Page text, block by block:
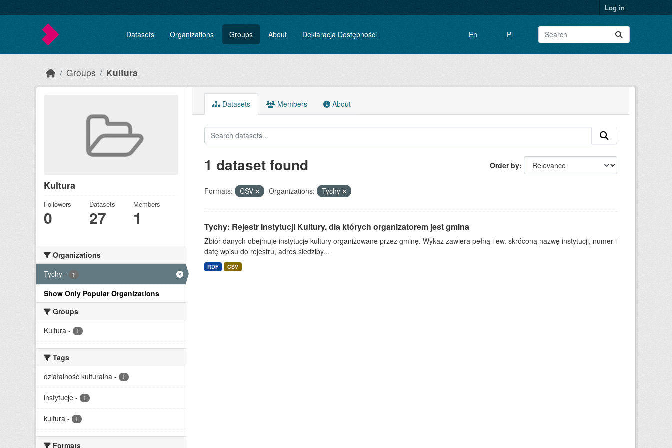
Log in
Datasets Organizations Groups About Deklaracja Dostępności En Pl
Groups Kultura
Kultura
Followers
0
Datasets
27
Members
1
Organizations
Tychy - 1
Show Only Popular Organizations
Groups
Kultura - 1
Tags
działalność kulturalna - 1
instytucje - 1
kultura - 1
Formats
Datasets Members About
Order by
1 dataset found
Formats: CSV Organizations: Tychy
Tychy: Rejestr Instytucji Kultury, dla których organizatorem jest gmina
Zbiór danych obejmuje instytucje kultury organizowane przez gminę. Wykaz zawiera pełną i ew. skróconą nazwę instytucji, numer i
datę wpisu do rejestru, adres siedziby...
RDF CSV